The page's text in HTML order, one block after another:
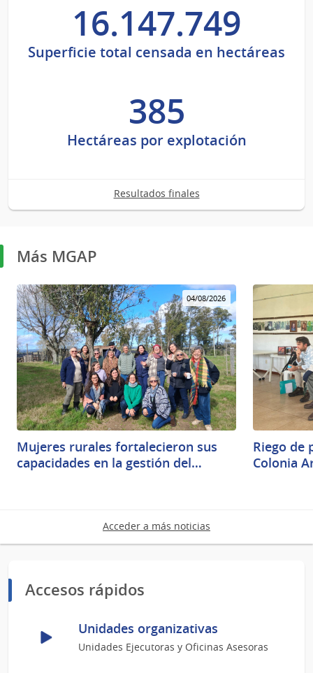
16.147.749
Superficie total censada en hectáreas
385
Hectáreas por explotación
Resultados finales
Más MGAP
04/08/2026
Mujeres rurales fortalecieron sus
capacidades en la gestión del…
Riego de
Colonia
Acceder a más noticias
Accesos rápidos
Unidades organizativas
Unidades Ejecutoras y Oficinas Asesoras